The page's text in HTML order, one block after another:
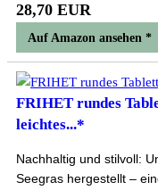
28,70 EUR
Auf Amazon ansehen *
FRIHET rundes
leichtes...*
Nachhaltig und stilvoll:
Seegras hergestellt –